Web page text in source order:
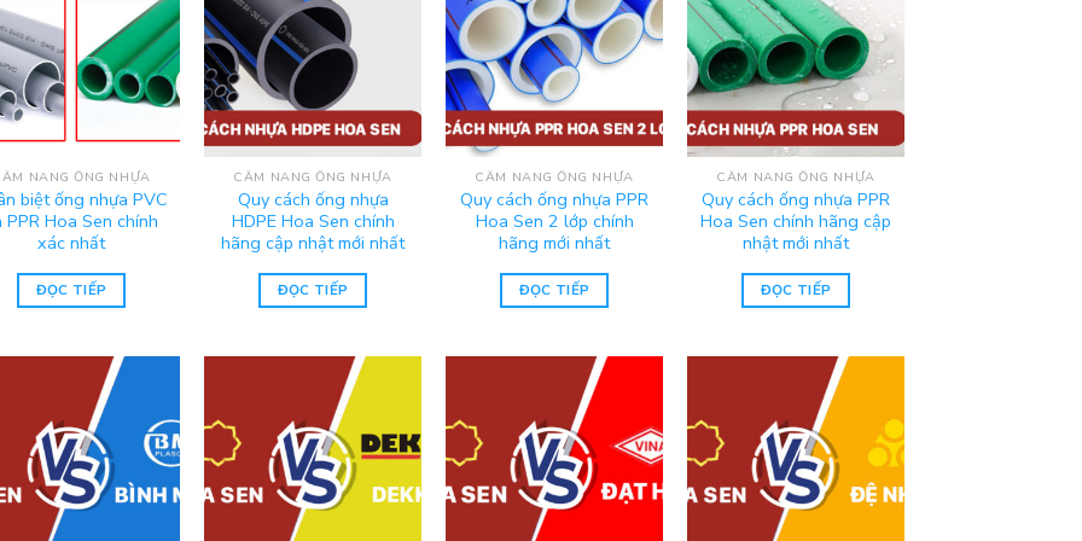
NANG ỐNG NHỰA
biệt ống nhựa PVC
PPR Hoa Sen chính
xác nhất
ĐỌC TIẾP
CẨM NANG ỐNG NHỰA
Quy cách ống nhựa
HDPE Hoa Sen chính
hãng cập nhật mới nhất
ĐỌC TIẾP
CẨM NANG ỐNG NHỰA
Quy cách ống nhựa PPR
Hoa Sen 2 lớp chính
hãng mới nhất
ĐỌC TIẾP
CẨM NANG ỐNG NHỰA
Quy cách ống nhựa PPR
Hoa Sen chính hãng cập
nhật mới nhất
ĐỌC TIẾP